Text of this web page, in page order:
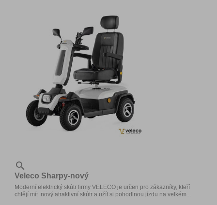

Veleco Sharpy-nový
Moderní elektrický skútr firmy VELECO je určen pro zákazníky, kteří
chtějí mít nový atraktivní skútr a užít si pohodlnou jízdu na velkém...